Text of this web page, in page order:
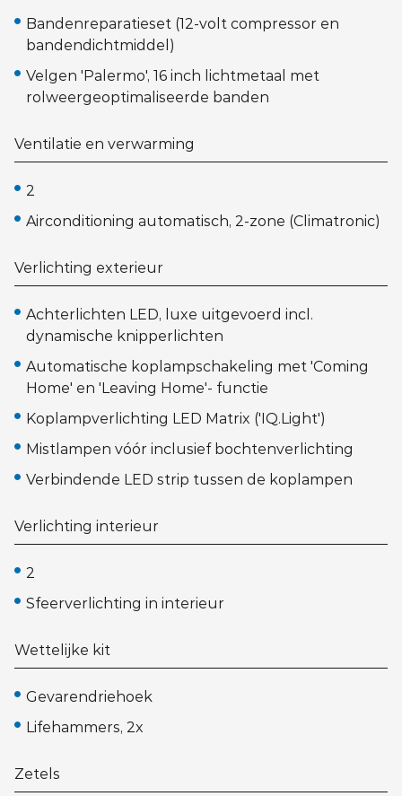
Bandenreparatieset (12-volt compressor en
bandendichtmiddel)
Velgen 'Palermo', 16 inch lichtmetaal met
rolweergeoptimaliseerde banden
Ventilatie en verwarming
2
Airconditioning automatisch, 2-zone (Climatronic)
Verlichting exterieur
Achterlichten LED, luxe uitgevoerd incl.
dynamische knipperlichten
Automatische koplampschakeling met 'Coming
Home' en 'Leaving Home'- functie
Koplampverlichting LED Matrix ('IQ.Light')
Mistlampen vóór inclusief bochtenverlichting
Verbindende LED strip tussen de koplampen
Verlichting interieur
2
Sfeerverlichting in interieur
Wettelijke kit
Gevarendriehoek
Lifehammers, 2x
Zetels